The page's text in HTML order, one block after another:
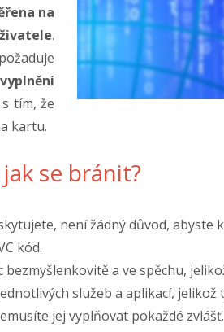
na
.
vyplnění
s tím, že
kartu.
se bránit?
není žádný důvod, abyste
kód.
a ve spěchu,
služeb a aplikací,
jej vyplňovat pokaždé zvlášť.